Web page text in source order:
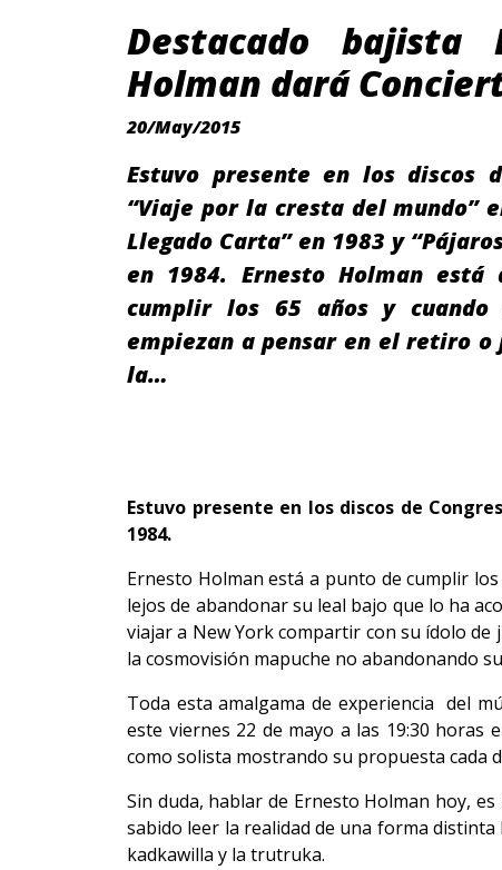
Destacado bajista
Holman dará
20/May/2015
Estuvo presente en los discos
“Viaje por la cresta del mundo”
Llegado Carta” en 1983 y
en 1984. Ernesto Holman está
cumplir los 65 años y cuando
empiezan a pensar en el retiro
la…
Estuvo presente en los discos de
1984.
Ernesto Holman está a punto de cumplir
lejos de abandonar su leal bajo que lo ha
viajar a New York compartir con su ídolo de
la cosmovisión mapuche no abandonando
Toda esta amalgama de experiencia del
este viernes 22 de mayo a las 19:30
como solista mostrando su propuesta cada
Sin duda, hablar de Ernesto Holman hoy,
sabido leer la realidad de una forma
kadkawilla y la trutruka.